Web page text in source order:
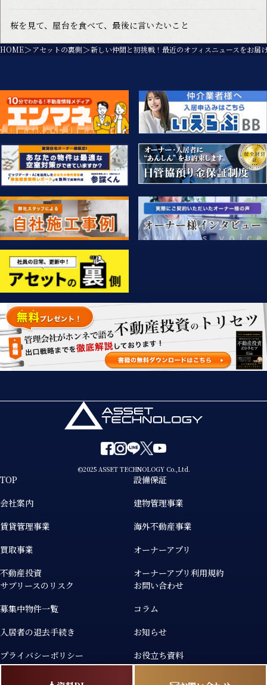
桜を見て、屋台を食べて、最後に言いたいこと
HOME アセットの裏側 新しい仲間と初挑戦！最近のオフィスニュースをお届
©2025 ASSET TECHNOLOGY Co.,Ltd.
TOP
会社案内
賃貸管理事業
買取事業
不動産投資
設備保証
建物管理事業
海外不動産事業
オーナーアプリ
オーナーアプリ利用規約
サブリースのリスク
募集中物件一覧
入居者の退去手続き
プライバシーポリシー
お問い合わせ
コラム
お知らせ
お役立ち資料